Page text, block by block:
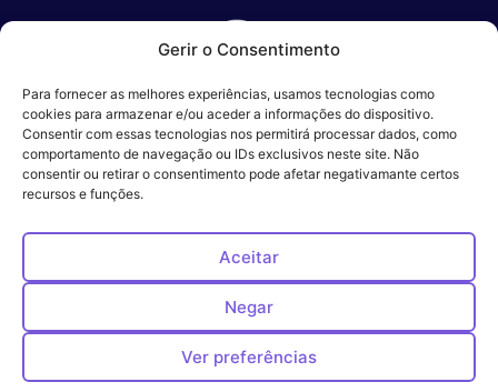
Gerir o Consentimento
Para fornecer as melhores experiências, usamos tecnologias como
cookies para armazenar e/ou aceder a informações do dispositivo.
Consentir com essas tecnologias nos permitirá processar dados, como
comportamento de navegação ou IDs exclusivos neste site. Não
consentir ou retirar o consentimento pode afetar negativamante certos
recursos e funções.
Aceitar
Negar
Ver preferências
Parceiros:
Veros – Hospital
Ética